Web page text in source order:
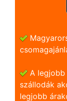
A
szállodák
legjobb